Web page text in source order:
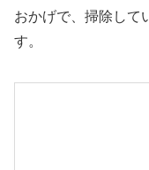
おかげで、掃除して
す。